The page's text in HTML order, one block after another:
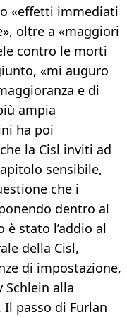
«effetti immediati
oltre a «maggiori
contro le morti
«mi auguro
e di
ampia
ha poi
la Cisl inviti ad
sensibile,
che i
dentro al
è stato l’addio al
della Cisl,
di impostazione,
Schlein alla
passo di Furlan